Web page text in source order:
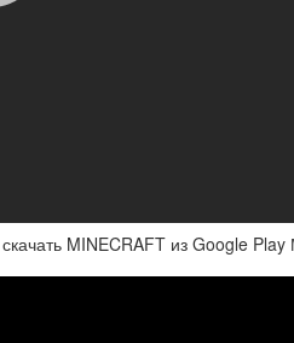
MINECRAFT из Google Play